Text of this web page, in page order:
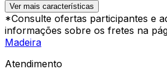
Ver mais características
*Consulte ofertas participantes e
informações sobre os fretes na
Madeira
Atendimento